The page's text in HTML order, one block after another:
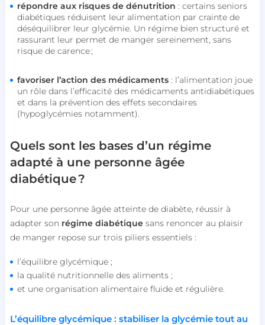
répondre aux risques de dénutrition : certains seniors
diabétiques réduisent leur alimentation par crainte de
déséquilibrer leur glycémie. Un régime bien structuré et
rassurant leur permet de manger sereinement, sans
risque de carence ;
favoriser l’action des médicaments: l’alimentation joue
un rôle dans l’efficacité des médicaments antidiabétiques
et dans la prévention des effets secondaires
(hypoglycémies notamment).
Quels sont les bases d’un régime
adapté à une personne âgée
diabétique ?
Pour une personne âgée atteinte de diabète, réussir à
adapter son régime diabétiquesans renoncer au plaisir
de manger repose sur trois piliers essentiels :
l’équilibre glycémique ;
la qualité nutritionnelle des aliments ;
et une organisation alimentaire fluide et régulière.
L’équilibre glycémique : stabiliser la glycémie tout au